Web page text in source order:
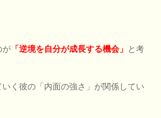
が 「逆境を自分が成長する機会」 と考
く彼の「内面の強さ」が関係してい